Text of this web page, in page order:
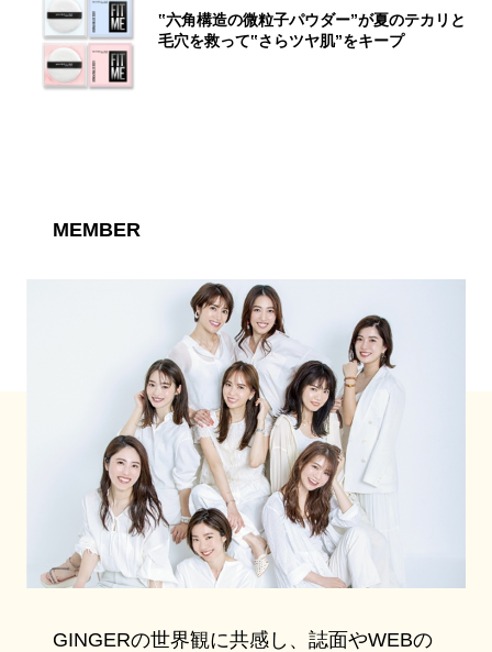
‟六角構造の微粒子パウダー”が夏のテカリと
毛穴を救って‟さらツヤ肌”をキープ
MEMBER
GINGERの世界観に共感し、誌面やWEBの